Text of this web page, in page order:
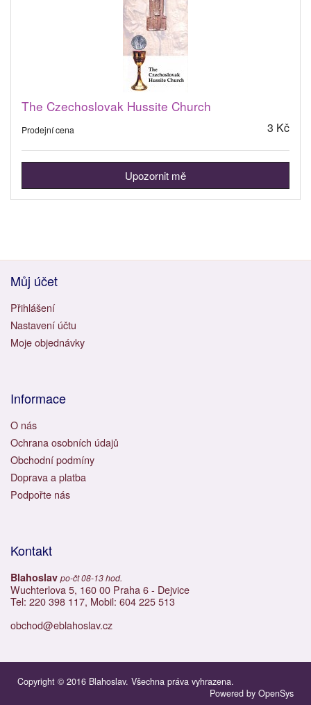
The Czechoslovak Hussite Church
Prodejní cena 3 Kč
Upozornit mě
Můj účet
Přihlášení
Nastavení účtu
Moje objednávky
Informace
O nás
Ochrana osobních údajů
Obchodní podmíny
Doprava a platba
Podpořte nás
Kontakt
Blahoslav po-čt 08-13 hod.
Wuchterlova 5, 160 00 Praha 6 - Dejvice
Tel: 220 398 117, Mobil: 604 225 513
obchod@eblahoslav.cz
Copyright © 2016 Blahoslav. Všechna práva vyhrazena.
Powered by OpenSys